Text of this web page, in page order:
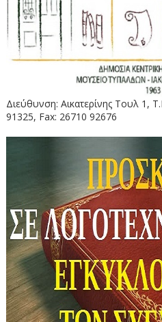
Διεύθυνση: Αικατερίνης Τουλ 1,
91325, Fax: 26710 92676